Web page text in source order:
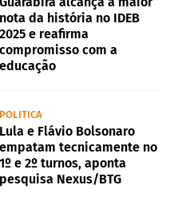
nota da história no IDEB
2025 e reafirma
compromisso com a
educação
POLITICA
Lula e Flávio Bolsonaro
empatam tecnicamente no
1º e 2º turnos, aponta
pesquisa Nexus/BTG